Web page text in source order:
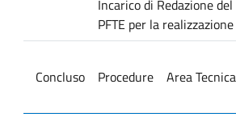
Incarico di Redazione
PFTE per la
Concluso Procedure Area Tecnica